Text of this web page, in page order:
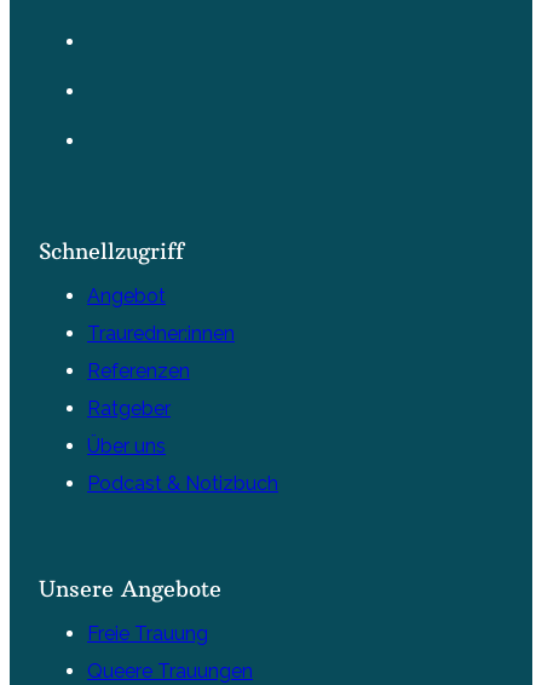
Schnellzugriff
Angebot
Trauredner:innen
Referenzen
Ratgeber
Über uns
Podcast & Notizbuch
Unsere Angebote
Freie Trauung
Queere Trauungen